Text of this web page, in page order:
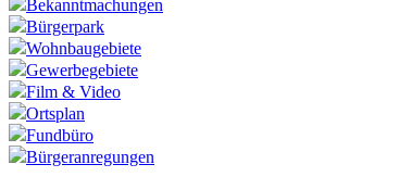
Bekanntmachungen
Bürgerpark
Wohnbaugebiete
Gewerbegebiete
Film & Video
Ortsplan
Fundbüro
Bürgeranregungen